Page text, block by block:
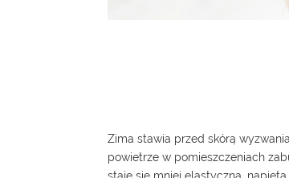
Zima stawia przed skórą
powietrze w pomieszczeniach